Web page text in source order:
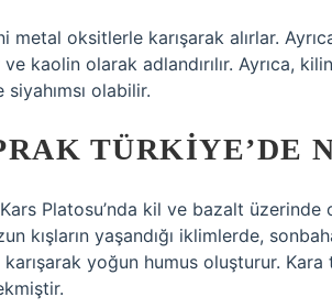
metal oksitlerle karışarak alırlar.
kaolin olarak adlandırılır. Ayrıca,
olabilir.
TÜRKIYE’DE
Platosu’nda kil ve bazalt üzerinde
kışların yaşandığı iklimlerde,
yoğun humus oluşturur.